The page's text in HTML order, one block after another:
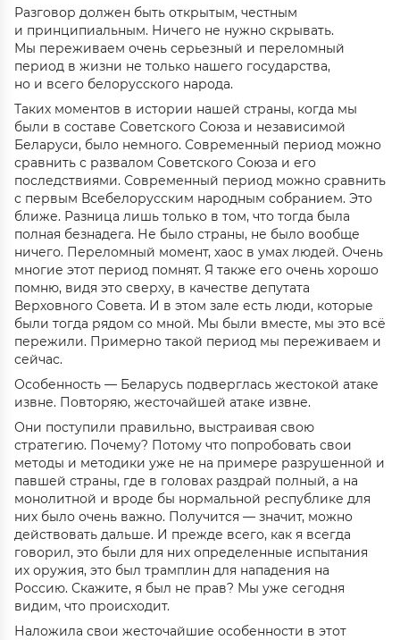
Разговор должен быть открытым, честным
и принципиальным. Ничего не нужно скрывать.
Мы переживаем очень серьезный и переломный
период в жизни не только нашего государства,
но и всего белорусского народа.
Таких моментов в истории нашей страны, когда мы
были в составе Советского Союза и независимой
Беларуси, было немного. Современный период можно
сравнить с развалом Советского Союза и его
последствиями. Современный период можно сравнить
с первым Всебелорусским народным собранием. Это
ближе. Разница лишь только в том, что тогда была
полная безнадега. Не было страны, не было вообще
ничего. Переломный момент, хаос в умах людей. Очень
многие этот период помнят. Я также его очень хорошо
помню, видя это сверху, в качестве депутата
Верховного Совета. И в этом зале есть люди, которые
были тогда рядом со мной. Мы были вместе, мы это всё
пережили. Примерно такой период мы переживаем и
сейчас.
Особенность — Беларусь подверглась жестокой атаке
извне. Повторяю, жесточайшей атаке извне.
Они поступили правильно, выстраивая свою
стратегию. Почему? Потому что попробовать свои
методы и методики уже не на примере разрушенной и
павшей страны, где в головах раздрай полный, а на
монолитной и вроде бы нормальной республике для
них было очень важно. Получится — значит, можно
действовать дальше. И прежде всего, как я всегда
говорил, это были для них определенные испытания
их оружия, это был трамплин для нападения на
Россию. Скажите, я был не прав? Мы уже сегодня
видим, что происходит.
Наложила свои жесточайшие особенности в этот